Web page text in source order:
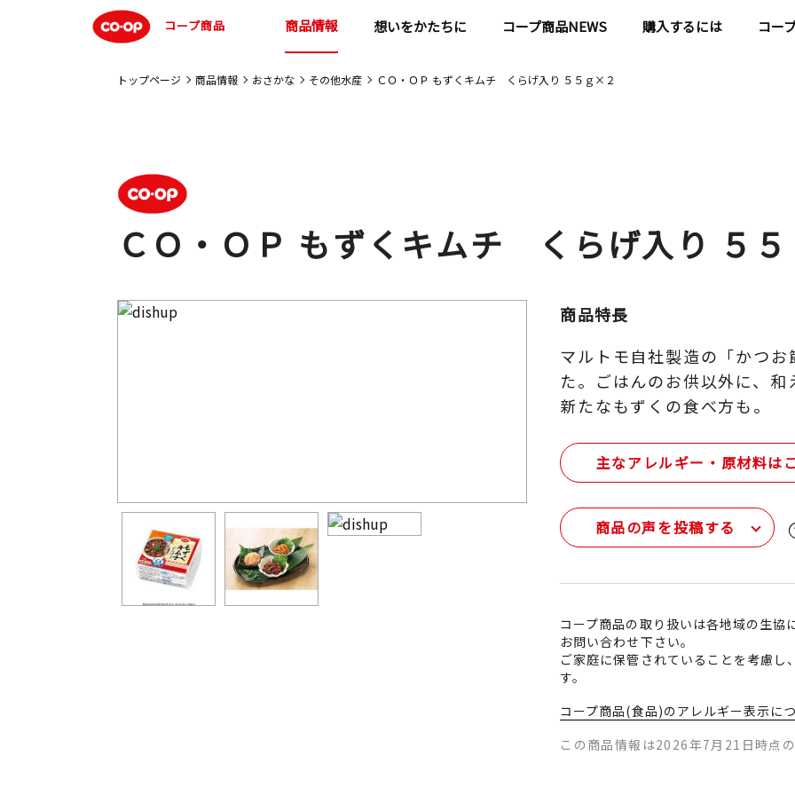
コープ商品 商品情報 想いをかたちに コープ商品NEWS 購入するには コー
トップページ 商品情報 おさかな その他水産 ＣＯ・ＯＰ もずくキムチ くらげ入り ５５ｇ×２
ＣＯ・ＯＰ もずくキムチ くらげ入り ５
商品特長
マルトモ自社製造の「かつ
た。ごはんのお供以外に、
新たなもずくの食べ方も。
主なアレルギー・原材料は
商品の声を投稿する
コープ商品の取り扱いは各地域の生協
お問い合わせ下さい。
ご家庭に保管されていることを考慮
す。
コープ商品(食品)のアレルギー表示に
この商品情報は2026年7月21日時点